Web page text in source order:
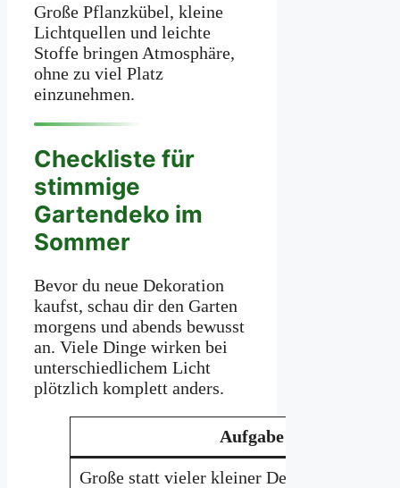
Große Pflanzkübel, kleine
Lichtquellen und leichte
Stoffe bringen Atmosphäre,
ohne zu viel Platz
einzunehmen.
Checkliste für
stimmige
Gartendeko im
Sommer
Bevor du neue Dekoration
kaufst, schau dir den Garten
morgens und abends bewusst
an. Viele Dinge wirken bei
unterschiedlichem Licht
plötzlich komplett anders.
Aufgabe
Große statt vieler kleiner Dekoelemente